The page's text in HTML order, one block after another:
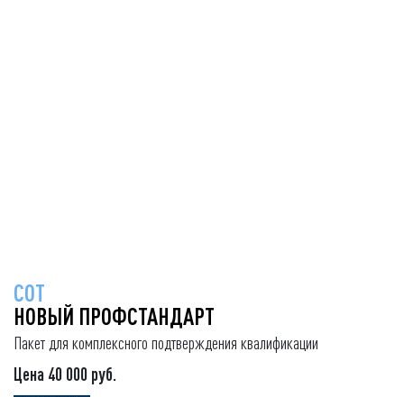
СОТ
НОВЫЙ ПРОФСТАНДАРТ
Пакет для комплексного подтверждения квалификации
Цена 40 000 руб.